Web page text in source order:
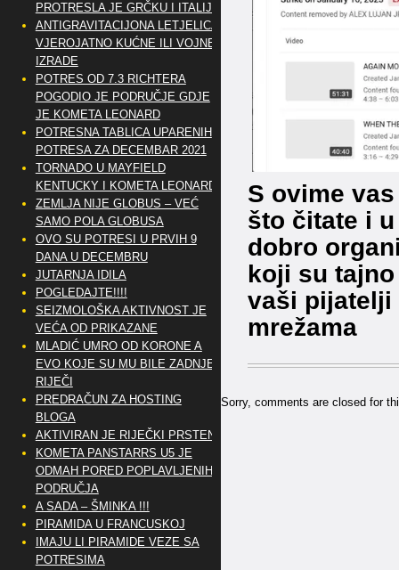
S ovime
što čitate i
dobro
koji su
vaši
mrežama
Sorry, comments are closed for
PROTRESLA JE GRČKU I ITALIJU
ANTIGRAVITACIJONA LETJELICA
VJEROJATNO KUĆNE ILI VOJNE
IZRADE
POTRES OD 7.3 RICHTERA
POGODIO JE PODRUČJE GDJE
JE KOMETA LEONARD
POTRESNA TABLICA UPARENIH
POTRESA ZA DECEMBAR 2021
TORNADO U MAYFIELD
KENTUCKY I KOMETA LEONARD
ZEMLJA NIJE GLOBUS – VEĆ
SAMO POLA GLOBUSA
OVO SU POTRESI U PRVIH 9
DANA U DECEMBRU
JUTARNJA IDILA
POGLEDAJTE!!!!
SEIZMOLOŠKA AKTIVNOST JE
VEĆA OD PRIKAZANE
MLADIĆ UMRO OD KORONE A
EVO KOJE SU MU BILE ZADNJE
RIJEČI
PREDRAČUN ZA HOSTING
BLOGA
AKTIVIRAN JE RIJEČKI PRSTEN
KOMETA PANSTARRS U5 JE
ODMAH PORED POPLAVLJENIH
PODRUČJA
A SADA – ŠMINKA !!!
PIRAMIDA U FRANCUSKOJ
IMAJU LI PIRAMIDE VEZE SA
POTRESIMA